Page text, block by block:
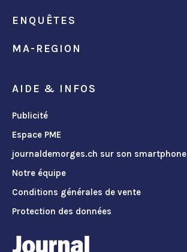
ENQUÊTES
MA-REGION
AIDE & INFOS
Publicité
Espace PME
journaldemorges.ch sur son smartphone
Notre équipe
Conditions générales de vente
Protection des données